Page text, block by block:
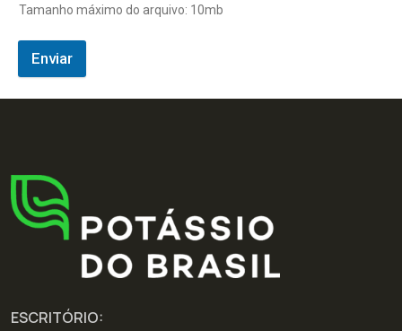
Tamanho máximo do arquivo: 10mb
Enviar
ESCRITÓRIO: